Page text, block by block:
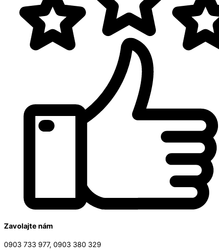
Zavolajte nám
0903 733 977, 0903 380 329